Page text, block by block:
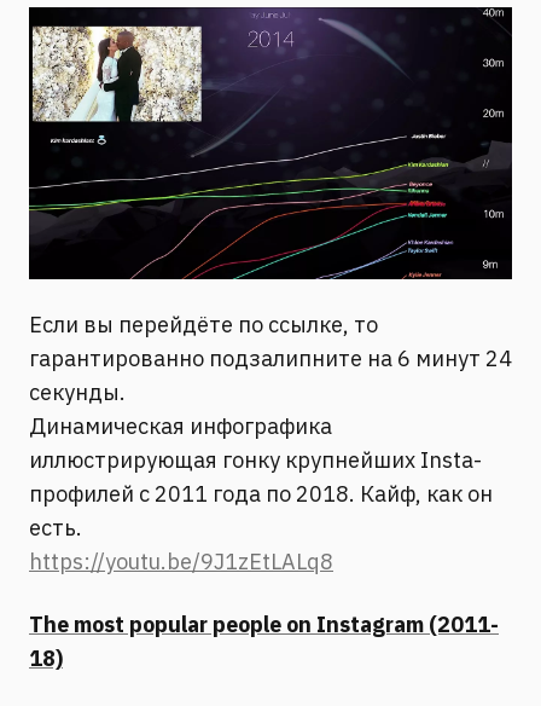
Если вы перейдёте по ссылке, то
гарантированно подзалипните на 6 минут 24
секунды.
Динамическая инфографика
иллюстрирующая гонку крупнейших Insta-
профилей с 2011 года по 2018. Кайф, как он
есть.
https://youtu.be/9J1zEtLALq8
The most popular people on Instagram (2011-
18)